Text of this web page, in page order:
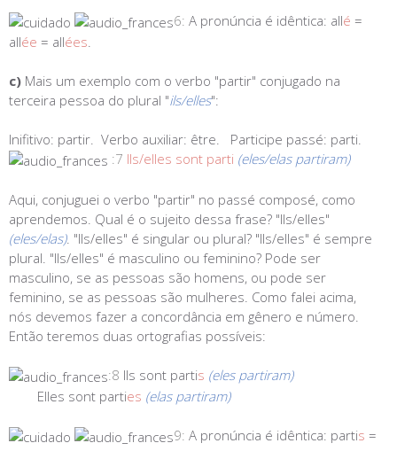
6: A pronúncia é idêntica: allé =
allée = allées.
c) Mais um exemplo com o verbo "partir" conjugado na
terceira pessoa do plural "ils/elles":
Inifitivo: partir. Verbo auxiliar: être. Participe passé: parti.
:7 Ils/elles sont parti (eles/elas partiram)
Aqui, conjuguei o verbo "partir" no passé composé, como
aprendemos. Qual é o sujeito dessa frase? "Ils/elles"
(eles/elas). "Ils/elles" é singular ou plural? "Ils/elles" é sempre
plural. "Ils/elles" é masculino ou feminino? Pode ser
masculino, se as pessoas são homens, ou pode ser
feminino, se as pessoas são mulheres. Como falei acima,
nós devemos fazer a concordância em gênero e número.
Então teremos duas ortografias possíveis:
:8 Ils sont partis (eles partiram)
Elles sont parties (elas partiram)
9: A pronúncia é idêntica: partis =